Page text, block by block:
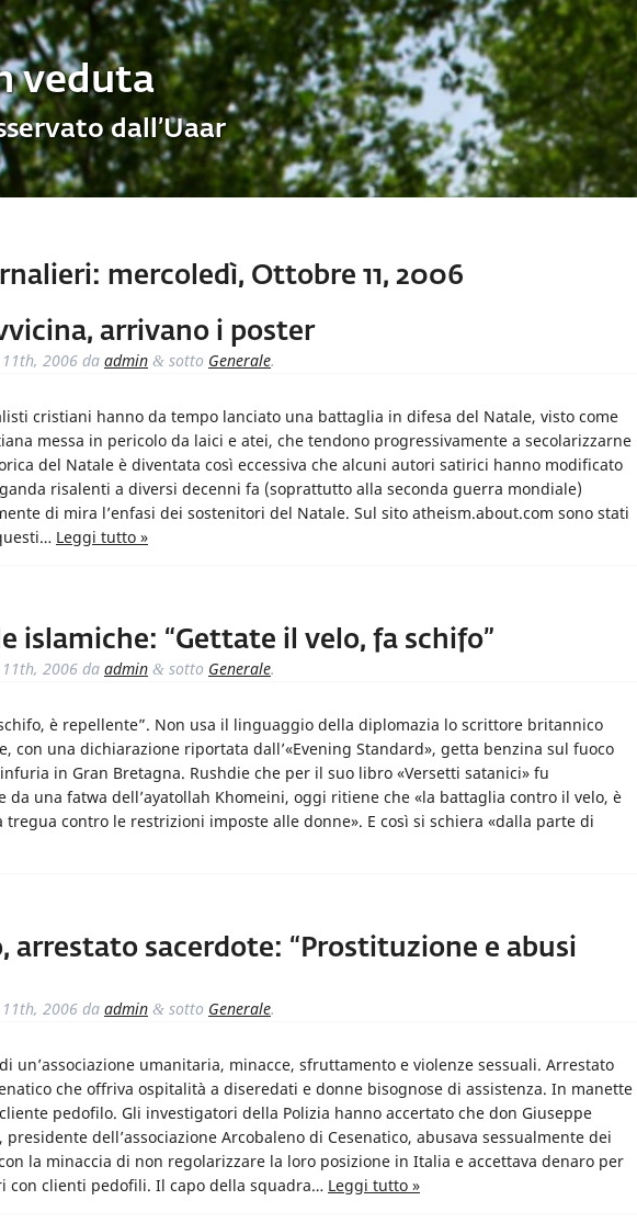
veduta
dall’Uaar
mercoledì, Ottobre 11, 2006
arrivano i poster
2006 da admin & sotto Generale.
cristiani hanno da tempo lanciato una battaglia in difesa del Natale, visto come
messa in pericolo da laici e atei, che tendono progressivamente a secolarizzarne
del Natale è diventata così eccessiva che alcuni autori satirici hanno modificato
risalenti a diversi decenni fa (soprattutto alla seconda guerra mondiale)
di mira l’enfasi dei sostenitori del Natale. Sul sito atheism.about.com sono stati
Leggi tutto »
islamiche: “Gettate il velo, fa schifo”
2006 da admin & sotto Generale.
è repellente”. Non usa il linguaggio della diplomazia lo scrittore britannico
con una dichiarazione riportata dall’«Evening Standard», getta benzina sul fuoco
in Gran Bretagna. Rushdie che per il suo libro «Versetti satanici» fu
da una fatwa dell’ayatollah Khomeini, oggi ritiene che «la battaglia contro il velo, è
tregua contro le restrizioni imposte alle donne». E così si schiera «dalla parte di
arrestato sacerdote: “Prostituzione e abusi
2006 da admin & sotto Generale.
un’associazione umanitaria, minacce, sfruttamento e violenze sessuali. Arrestato
che offriva ospitalità a diseredati e donne bisognose di assistenza. In manette
pedofilo. Gli investigatori della Polizia hanno accertato che don Giuseppe
presidente dell’associazione Arcobaleno di Cesenatico, abusava sessualmente dei
la minaccia di non regolarizzare la loro posizione in Italia e accettava denaro per
con clienti pedofili. Il capo della squadra… Leggi tutto »